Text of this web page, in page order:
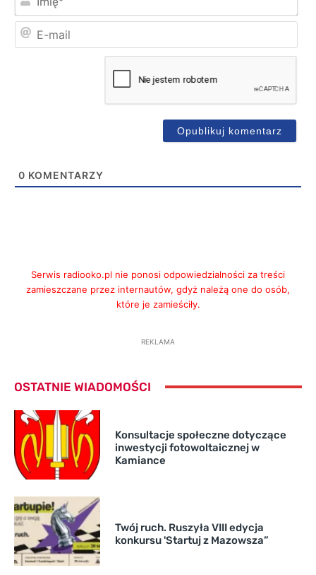
0 KOMENTARZY
Serwis radiooko.pl nie ponosi odpowiedzialności za treści
zamieszczane przez internautów, gdyż należą one do osób,
które je zamieściły.
REKLAMA
OSTATNIE WIADOMOŚCI
Konsultacje społeczne dotyczące
inwestycji fotowoltaicznej w
Kamiance
Twój ruch. Ruszyła VIII edycja
konkursu 'Startuj z Mazowsza”